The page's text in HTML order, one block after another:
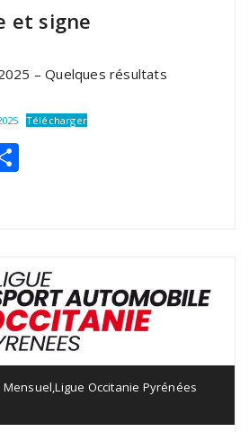
et signe
– Quelques résultats
Télécharger
Mensuel,Ligue Occitanie Pyrénées